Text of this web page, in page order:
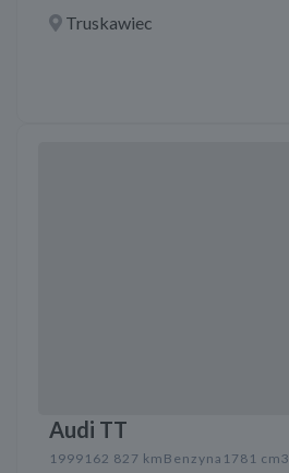
Truskawiec
Audi TT
1999 162 827 km Benzyna 1781 cm3